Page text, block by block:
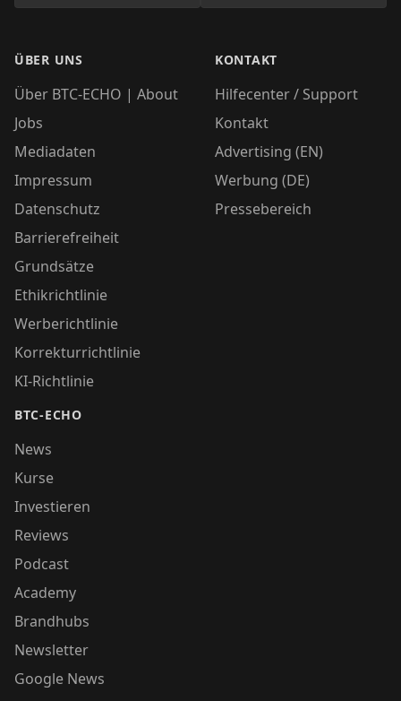
ÜBER UNS
Über BTC-ECHO | About
Jobs
Mediadaten
Impressum
Datenschutz
Barrierefreiheit
Grundsätze
Ethikrichtlinie
Werberichtlinie
Korrekturrichtlinie
KI-Richtlinie
BTC-ECHO
News
Kurse
Investieren
Reviews
Podcast
Academy
Brandhubs
Newsletter
Google News
KONTAKT
Hilfecenter / Support
Kontakt
Advertising (EN)
Werbung (DE)
Pressebereich